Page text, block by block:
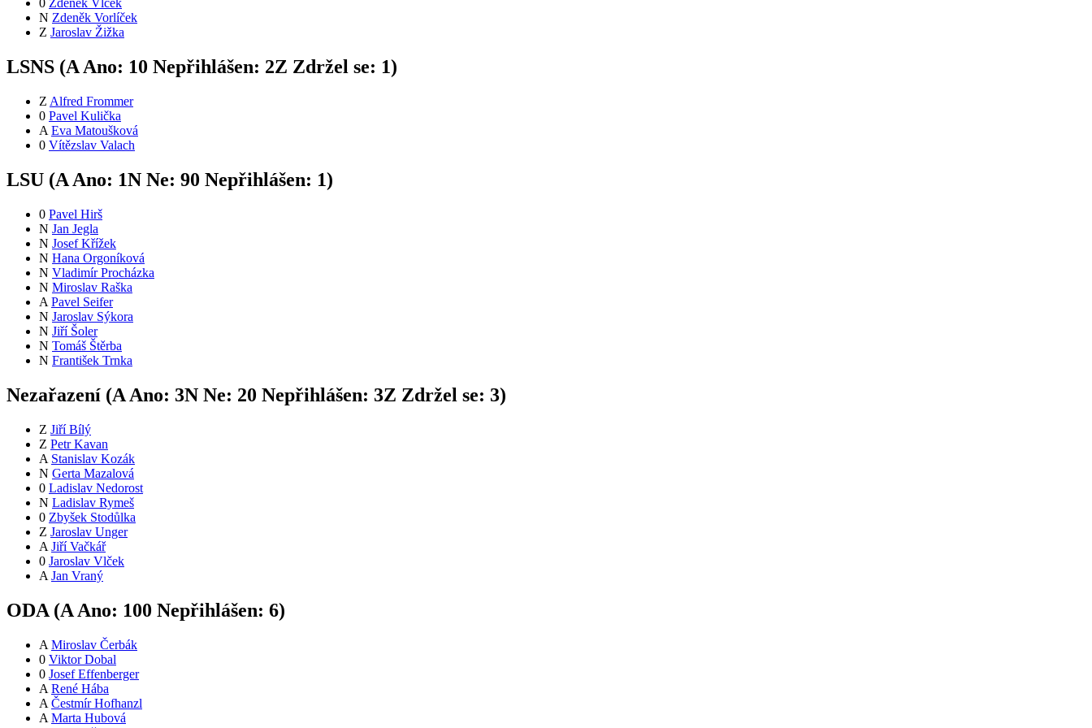
0 Zdeněk Vlček
N Zdeněk Vorlíček
Z Jaroslav Žižka
LSNS (A Ano: 10 Nepřihlášen: 2Z Zdržel se: 1)
Z Alfred Frommer
0 Pavel Kulička
A Eva Matoušková
0 Vítězslav Valach
LSU (A Ano: 1N Ne: 90 Nepřihlášen: 1)
0 Pavel Hirš
N Jan Jegla
N Josef Křížek
N Hana Orgoníková
N Vladimír Procházka
N Miroslav Raška
A Pavel Seifer
N Jaroslav Sýkora
N Jiří Šoler
N Tomáš Štěrba
N František Trnka
Nezařazení (A Ano: 3N Ne: 20 Nepřihlášen: 3Z Zdržel se: 3)
Z Jiří Bílý
Z Petr Kavan
A Stanislav Kozák
N Gerta Mazalová
0 Ladislav Nedorost
N Ladislav Rymeš
0 Zbyšek Stodůlka
Z Jaroslav Unger
A Jiří Vačkář
0 Jaroslav Vlček
A Jan Vraný
ODA (A Ano: 100 Nepřihlášen: 6)
A Miroslav Čerbák
0 Viktor Dobal
0 Josef Effenberger
A René Hába
A Čestmír Hofhanzl
A Marta Hubová